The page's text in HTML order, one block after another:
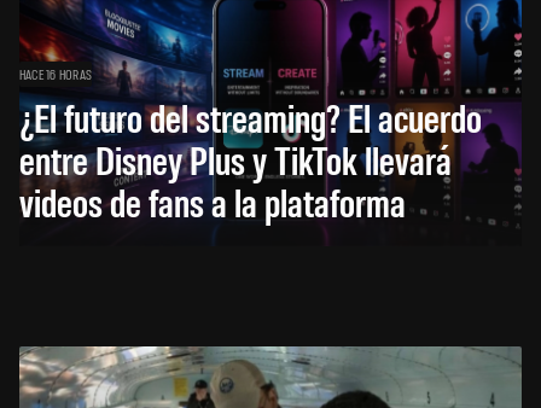
HACE 16 HORAS
¿El futuro del streaming? El acuerdo
entre Disney Plus y TikTok llevará
videos de fans a la plataforma